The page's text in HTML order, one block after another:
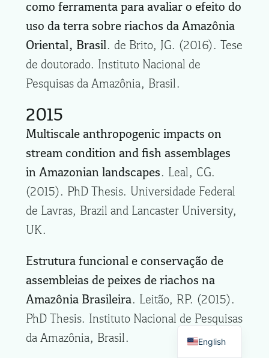
como ferramenta para avaliar o efeito do
uso da terra sobre riachos da Amazônia
Oriental, Brasil. de Brito, JG. (2016). Tese
de doutorado. Instituto Nacional de
Pesquisas da Amazônia, Brasil.
2015
Multiscale anthropogenic impacts on
stream condition and fish assemblages
in Amazonian landscapes. Leal, CG.
(2015). PhD Thesis. Universidade Federal
de Lavras, Brazil and Lancaster University,
UK.
Estrutura funcional e conservação de
assembleias de peixes de riachos na
Amazônia Brasileira. Leitão, RP. (2015).
PhD Thesis. Instituto Nacional de Pesquisas
da Amazônia, Brasil.
English